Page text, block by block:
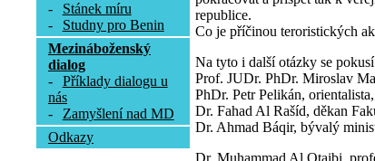
-
Stánek míru
-
Studny pro Benin
Mezináboženský
dialog
-
Příklady dialogu u
nás
-
Zamyšlení nad MD
Odkazy
republice.
Co je příčinou teroristických
Na tyto i další otázky se
Prof. JUDr. PhDr. Miroslav
PhDr. Petr Pelikán,
Dr. Fahad Al Rašíd, děkan
Dr. Ahmad Báqir, bývalý